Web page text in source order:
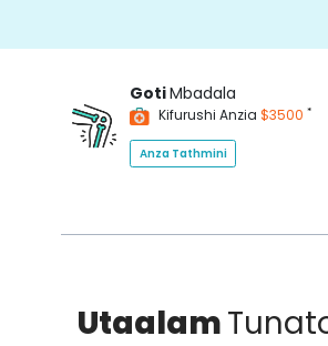
GotiMbadala
Kifurushi Anzia $3500 *
Anza Tathmini
Utaalam